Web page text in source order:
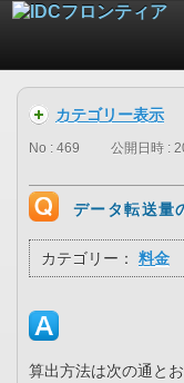
カテゴリー表示
No : 469 公開日時 :
データ転送量
カテゴリー： 料金
算出方法は次の通とお